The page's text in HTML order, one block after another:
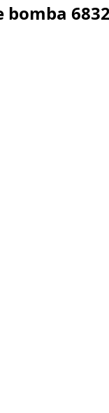
bomba